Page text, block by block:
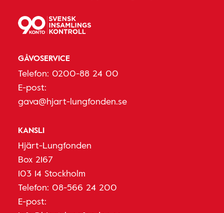
GÅVOSERVICE
Telefon: 0200-88 24 00
E-post:
gava@hjart-lungfonden.se
KANSLI
Hjärt-Lungfonden
Box 2167
103 14 Stockholm
Telefon: 08-566 24 200
E-post: